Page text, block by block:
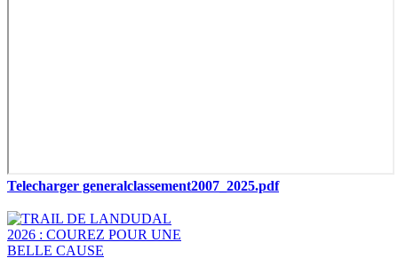
Telecharger generalclassement2007_2025.pdf